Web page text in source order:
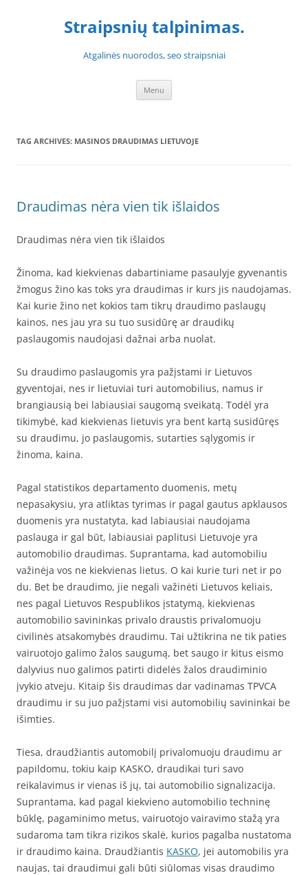
Straipsnių talpinimas.
Atgalinės nuorodos, seo straipsniai
Menu
TAG ARCHIVES: MASINOS DRAUDIMAS LIETUVOJE
Draudimas nėra vien tik išlaidos
Draudimas nėra vien tik išlaidos
Žinoma, kad kiekvienas dabartiniame pasaulyje gyvenantis
žmogus žino kas toks yra draudimas ir kurs jis naudojamas.
Kai kurie žino net kokios tam tikrų draudimo paslaugų
kainos, nes jau yra su tuo susidūrę ar draudikų
paslaugomis naudojasi dažnai arba nuolat.
Su draudimo paslaugomis yra pažįstami ir Lietuvos
gyventojai, nes ir lietuviai turi automobilius, namus ir
brangiausią bei labiausiai saugomą sveikatą. Todėl yra
tikimybė, kad kiekvienas lietuvis yra bent kartą susidūręs
su draudimu, jo paslaugomis, sutarties sąlygomis ir
žinoma, kaina.
Pagal statistikos departamento duomenis, metų
nepasakysiu, yra atliktas tyrimas ir pagal gautus apklausos
duomenis yra nustatyta, kad labiausiai naudojama
paslauga ir gal būt, labiausiai paplitusi Lietuvoje yra
automobilio draudimas. Suprantama, kad automobiliu
važinėja vos ne kiekvienas lietus. O kai kurie turi net ir po
du. Bet be draudimo, jie negali važinėti Lietuvos keliais,
nes pagal Lietuvos Respublikos įstatymą, kiekvienas
automobilio savininkas privalo draustis privalomuoju
civilinės atsakomybės draudimu. Tai užtikrina ne tik paties
vairuotojo galimo žalos saugumą, bet saugo ir kitus eismo
dalyvius nuo galimos patirti didelės žalos draudiminio
įvykio atveju. Kitaip šis draudimas dar vadinamas TPVCA
draudimu ir su juo pažįstami visi automobilių savininkai be
išimties.
Tiesa, draudžiantis automobilį privalomuoju draudimu ar
papildomu, tokiu kaip KASKO, draudikai turi savo
reikalavimus ir vienas iš jų, tai automobilio signalizacija.
Suprantama, kad pagal kiekvieno automobilio techninę
būklę, pagaminimo metus, vairuotojo vairavimo stažą yra
sudaroma tam tikra rizikos skalė, kurios pagalba nustatoma
ir draudimo kaina. Draudžiantis KASKO, jei automobilis yra
naujas, tai draudimui gali būti siūlomas visas draudimo